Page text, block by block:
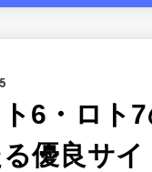
6・ロト
優良サイ